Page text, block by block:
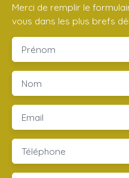
Merci de remplir le
vous dans les plus brefs
Prénom
Nom
Email
Téléphone